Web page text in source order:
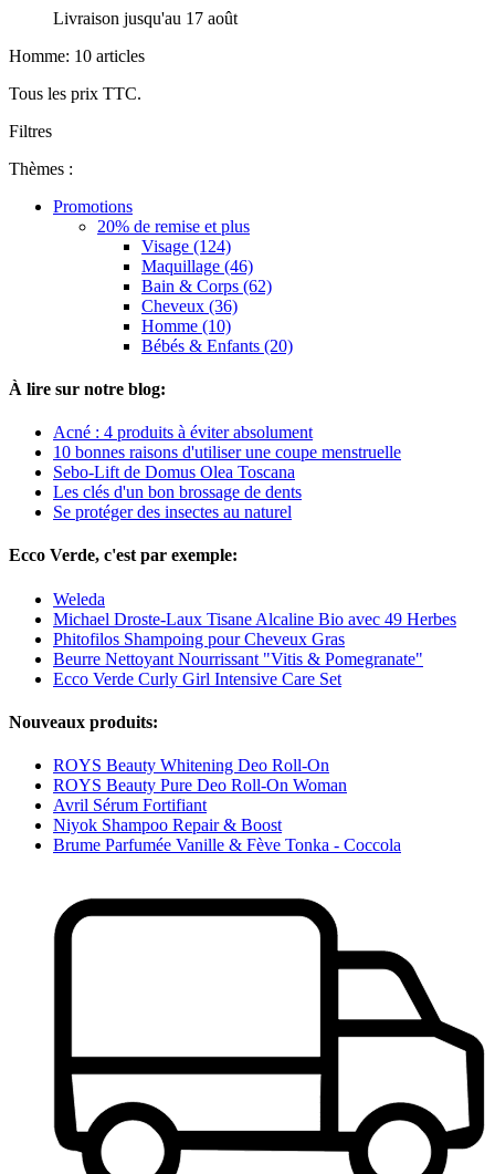
Livraison jusqu'au 17 août
Homme: 10 articles
Tous les prix TTC.
Filtres
Thèmes :
Promotions
20% de remise et plus
Visage (124)
Maquillage (46)
Bain & Corps (62)
Cheveux (36)
Homme (10)
Bébés & Enfants (20)
À lire sur notre blog:
Acné : 4 produits à éviter absolument
10 bonnes raisons d'utiliser une coupe menstruelle
Sebo-Lift de Domus Olea Toscana
Les clés d'un bon brossage de dents
Se protéger des insectes au naturel
Ecco Verde, c'est par exemple:
Weleda
Michael Droste-Laux Tisane Alcaline Bio avec 49 Herbes
Phitofilos Shampoing pour Cheveux Gras
Beurre Nettoyant Nourrissant "Vitis & Pomegranate"
Ecco Verde Curly Girl Intensive Care Set
Nouveaux produits:
ROYS Beauty Whitening Deo Roll-On
ROYS Beauty Pure Deo Roll-On Woman
Avril Sérum Fortifiant
Niyok Shampoo Repair & Boost
Brume Parfumée Vanille & Fève Tonka - Coccola